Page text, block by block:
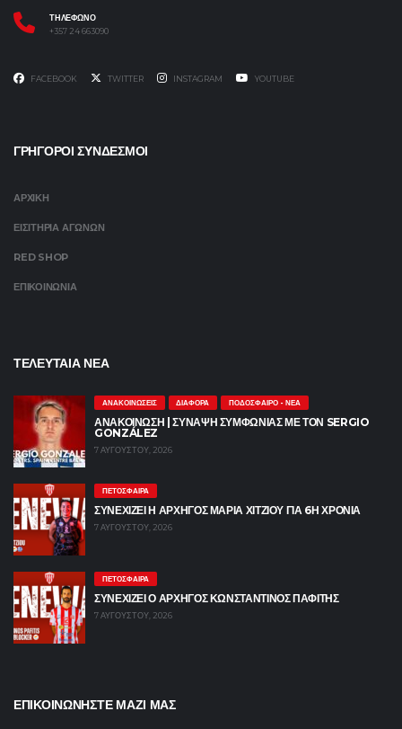
ΤΗΛΕΦΩΝΟ
+357 24 663090
FACEBOOK TWITTER INSTAGRAM YOUTUBE
ΓΡΗΓΟΡΟΙ ΣΥΝΔΕΣΜΟΙ
ΑΡΧΙΚΗ
ΕΙΣΙΤΗΡΙΑ ΑΓΩΝΩΝ
RED SHOP
ΕΠΙΚΟΙΝΩΝΙΑ
ΤΕΛΕΥΤΑΙΑ ΝΕΑ
ΑΝΑΚΟΙΝΏΣΕΙΣ ΔΙΆΦΟΡΑ ΠΟΔΌΣΦΑΙΡΟ - ΝΈΑ
ΑΝΑΚΟΙΝΩΣΗ | ΣΎΝΑΨΗ ΣΥΜΦΩΝΊΑΣ ΜΕ ΤΟΝ SERGIO
GONZÁLEZ
7 ΑΥΓΟΎΣΤΟΥ, 2026
ΠΕΤΌΣΦΑΙΡΑ
ΣΥΝΕΧΙΖΕΙ Η ΑΡΧΗΓΟΣ ΜΑΡΙΑ ΧΙΤΖΙΟΥ ΓΙΑ 6Η ΧΡΟΝΙΑ
7 ΑΥΓΟΎΣΤΟΥ, 2026
ΠΕΤΌΣΦΑΙΡΑ
ΣΥΝΕΧΙΖΕΙ Ο ΑΡΧΗΓΟΣ ΚΩΝΣΤΑΝΤΙΝΟΣ ΠΑΦΙΤΗΣ
7 ΑΥΓΟΎΣΤΟΥ, 2026
ΕΠΙΚΟΙΝΩΝΗΣΤΕ ΜΑΖΙ ΜΑΣ